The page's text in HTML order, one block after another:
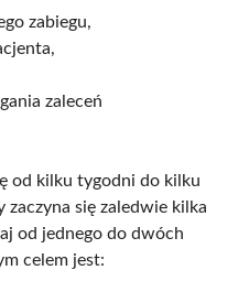
zabiegu,
zaleceń
od kilku tygodni do kilku
zaczyna się zaledwie kilka
od jednego do dwóch
celem jest: